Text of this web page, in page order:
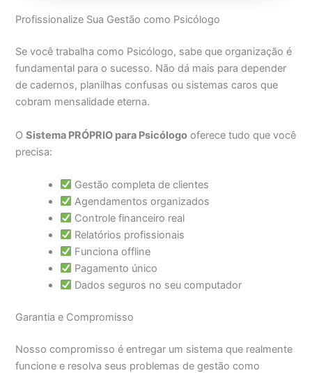
Profissionalize Sua Gestão como Psicólogo
Se você trabalha como Psicólogo, sabe que organização é
fundamental para o sucesso. Não dá mais para depender
de cadernos, planilhas confusas ou sistemas caros que
cobram mensalidade eterna.
OSistema PRÓPRIO para Psicólogo oferece tudo que você
precisa:
Gestão completa de clientes
Agendamentos organizados
Controle financeiro real
Relatórios profissionais
Funciona offline
Pagamento único
Dados seguros no seu computador
Garantia e Compromisso
Nosso compromisso é entregar um sistema que realmente
funcione e resolva seus problemas de gestão como